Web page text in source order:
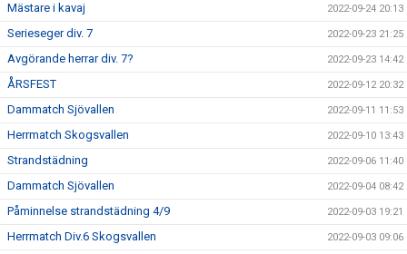
Mästare i kavaj 2022-09-24 20:13
Serieseger div. 7 2022-09-23 21:25
Avgörande herrar div. 7? 2022-09-23 14:42
ÅRSFEST 2022-09-12 20:32
Dammatch Sjövallen 2022-09-11 11:53
Herrmatch Skogsvallen 2022-09-10 13:43
Strandstädning 2022-09-06 11:40
Dammatch Sjövallen 2022-09-04 08:42
Påminnelse strandstädning 4/9 2022-09-03 19:21
Herrmatch Div.6 Skogsvallen 2022-09-03 09:06